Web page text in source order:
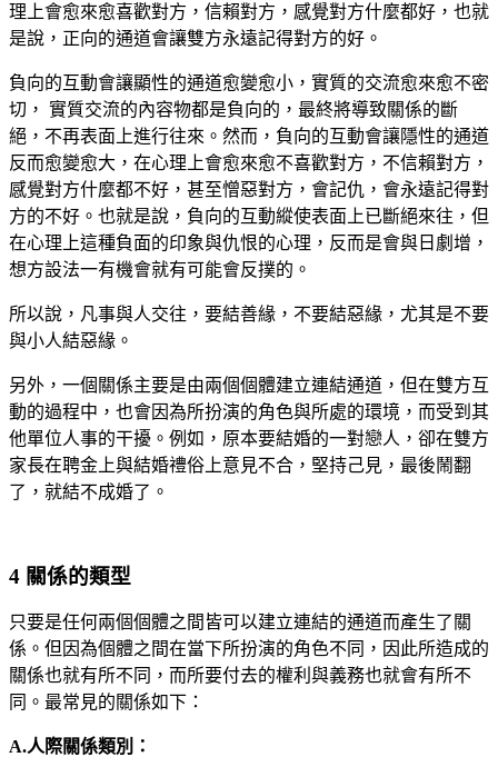
理上會愈來愈喜歡對方，信賴對方，感覺對方什麼都好，也就
是說，正向的通道會讓雙方永遠記得對方的好。
負向的互動會讓顯性的通道愈變愈小，實質的交流愈來愈不密
切， 實質交流的內容物都是負向的，最終將導致關係的斷
絕，不再表面上進行往來。然而，負向的互動會讓隱性的通道
反而愈變愈大，在心理上會愈來愈不喜歡對方，不信賴對方，
感覺對方什麼都不好，甚至憎惡對方，會記仇，會永遠記得對
方的不好。也就是說，負向的互動縱使表面上已斷絕來往，但
在心理上這種負面的印象與仇恨的心理，反而是會與日劇增，
想方設法一有機會就有可能會反撲的。
所以說，凡事與人交往，要結善緣，不要結惡緣，尤其是不要
與小人結惡緣。
另外，一個關係主要是由兩個個體建立連結通道，但在雙方互
動的過程中，也會因為所扮演的角色與所處的環境，而受到其
他單位人事的干擾。例如，原本要結婚的一對戀人，卻在雙方
家長在聘金上與結婚禮俗上意見不合，堅持己見，最後鬧翻
了，就結不成婚了。
4 關係的類型
只要是任何兩個個體之間皆可以建立連結的通道而產生了關
係。但因為個體之間在當下所扮演的角色不同，因此所造成的
關係也就有所不同，而所要付去的權利與義務也就會有所不
同。最常見的關係如下：
A.人際關係類別：